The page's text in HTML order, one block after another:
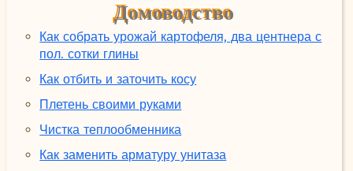
Домоводство
Как собрать урожай картофеля, два центнера с
пол. сотки глины
Как отбить и заточить косу
Плетень своими руками
Чистка теплообменника
Как заменить арматуру унитаза